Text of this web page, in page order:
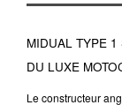
MIDUAL TYPE
DU LUXE
Le constructeur